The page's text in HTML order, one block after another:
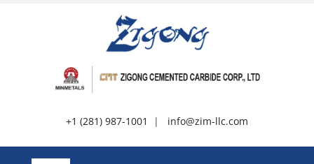
+1 (281) 987-1001 | info@zim-llc.com